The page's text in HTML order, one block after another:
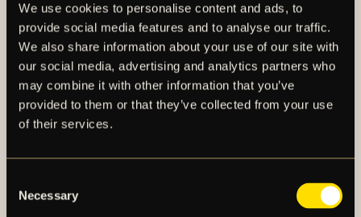
We use cookies to personalise content and ads, to
provide social media features and to analyse our traffic.
We also share information about your use of our site with
our social media, advertising and analytics partners who
may combine it with other information that you’ve
provided to them or that they’ve collected from your use
of their services.
Selection
Necessary
för att ansluta till FC Nordsjælland och deras
akademi, där han under det första året
representerade klubbens P19-lag. Hans debut i den
nya klubben kom den 4 mars 2023 då
FC Nordsjælland tog sig an AC Horsens på bortaplan.
Aaron fick äntra spelplanen i matchminut 77 när han
var i ett 2–3-underläge hade en tuff situation då man
matchminut 38 – matchens slutresultat skrevs till 4–2